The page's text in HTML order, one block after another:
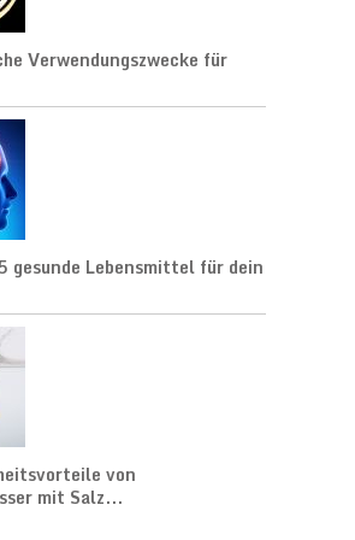
Verwendungszwecke für
gesunde Lebensmittel für dein
von
mit Salz...